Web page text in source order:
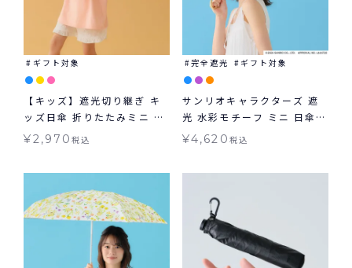
ギフト対象
【キッズ】遮光切り継ぎ キ
ッズ日傘 折りたたみミニ 晴
雨兼用 Wpc. KIDS 子ども用
¥2,970税込
完全遮光 ギフト対象
サンリオキャラクターズ 遮
光 水彩モチーフ ミニ 日傘
折りたたみ ギフト対象 晴雨
¥4,620 税込